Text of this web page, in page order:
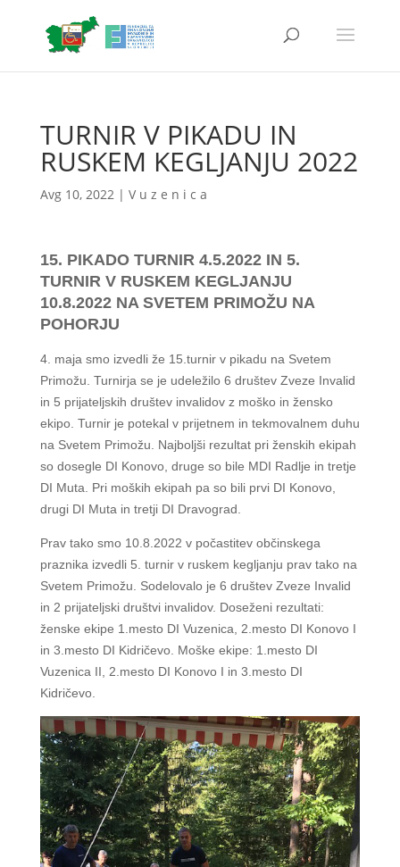
TURNIR V PIKADU IN
RUSKEM KEGLJANJU 2022
Avg 10, 2022| V u z e n i c a
15. PIKADO TURNIR 4.5.2022 IN 5.
TURNIR V RUSKEM KEGLJANJU
10.8.2022 NA SVETEM PRIMOŽU NA
POHORJU
4. maja smo izvedli že 15.turnir v pikadu na Svetem
Primožu. Turnirja se je udeležilo 6 društev Zveze Invalid
in 5 prijateljskih društev invalidov z moško in žensko
ekipo. Turnir je potekal v prijetnem in tekmovalnem duhu
na Svetem Primožu. Najboljši rezultat pri ženskih ekipah
so dosegle DI Konovo, druge so bile MDI Radlje in tretje
DI Muta. Pri moških ekipah pa so bili prvi DI Konovo,
drugi DI Muta in tretji DI Dravograd.
Prav tako smo 10.8.2022 v počastitev občinskega
praznika izvedli 5. turnir v ruskem kegljanju prav tako na
Svetem Primožu. Sodelovalo je 6 društev Zveze Invalid
in 2 prijateljski društvi invalidov. Doseženi rezultati:
ženske ekipe 1.mesto DI Vuzenica, 2.mesto DI Konovo I
in 3.mesto DI Kidričevo. Moške ekipe: 1.mesto DI
Vuzenica II, 2.mesto DI Konovo I in 3.mesto DI
Kidričevo.